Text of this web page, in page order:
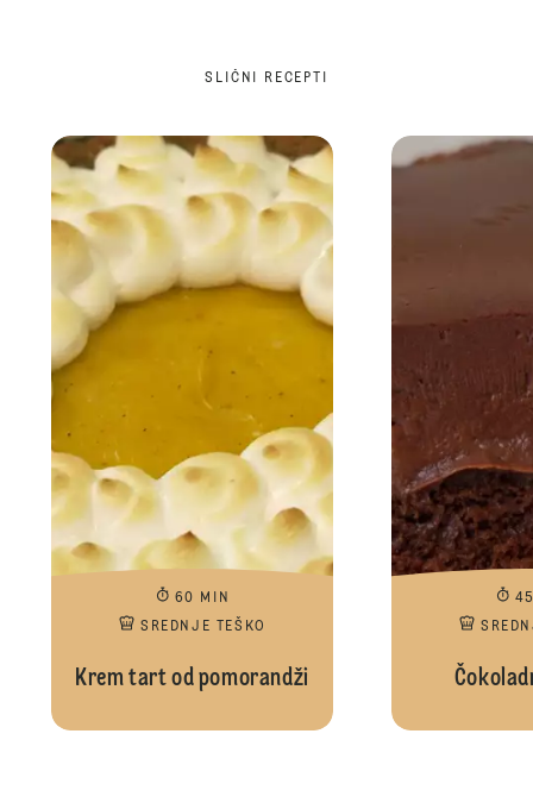
SLIČNI RECEPTI
60 MIN
SREDNJE TEŠKO
Krem tart od pomorandži